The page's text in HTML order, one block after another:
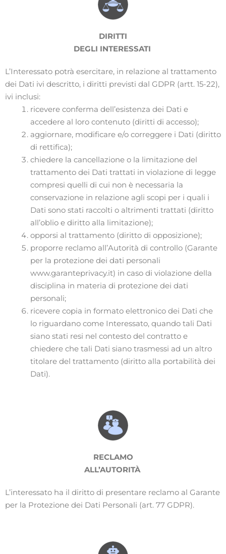
DIRITTI
DEGLI INTERESSATI
L’Interessato potrà esercitare, in relazione al trattamento
dei Dati ivi descritto, i diritti previsti dal GDPR (artt. 15-22),
ivi inclusi:
ricevere conferma dell’esistenza dei Dati e
accedere al loro contenuto (diritti di accesso);
aggiornare, modificare e/o correggere i Dati (diritto
di rettifica);
chiedere la cancellazione o la limitazione del
trattamento dei Dati trattati in violazione di legge
compresi quelli di cui non è necessaria la
conservazione in relazione agli scopi per i quali i
Dati sono stati raccolti o altrimenti trattati (diritto
all’oblio e diritto alla limitazione);
opporsi al trattamento (diritto di opposizione);
proporre reclamo all’Autorità di controllo (Garante
per la protezione dei dati personali
www.garanteprivacy.it) in caso di violazione della
disciplina in materia di protezione dei dati
personali;
ricevere copia in formato elettronico dei Dati che
lo riguardano come Interessato, quando tali Dati
siano stati resi nel contesto del contratto e
chiedere che tali Dati siano trasmessi ad un altro
titolare del trattamento (diritto alla portabilità dei
Dati).
RECLAMO
ALL’AUTORITÀ
L’interessato ha il diritto di presentare reclamo al Garante
per la Protezione dei Dati Personali (art. 77 GDPR).